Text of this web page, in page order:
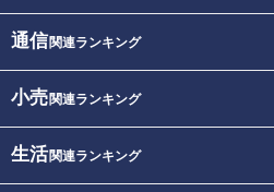
通信関連ランキング
小売関連ランキング
生活関連ランキング